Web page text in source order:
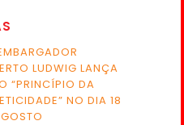
LUDWIG LANÇA
“PRINCÍPIO DA
NO DIA 18